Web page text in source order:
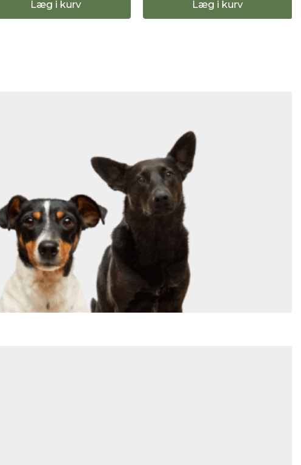
Læg i kurv Læg i kurv